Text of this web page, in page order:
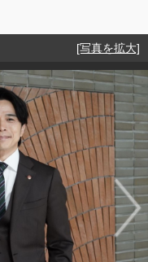
[写真を拡大]